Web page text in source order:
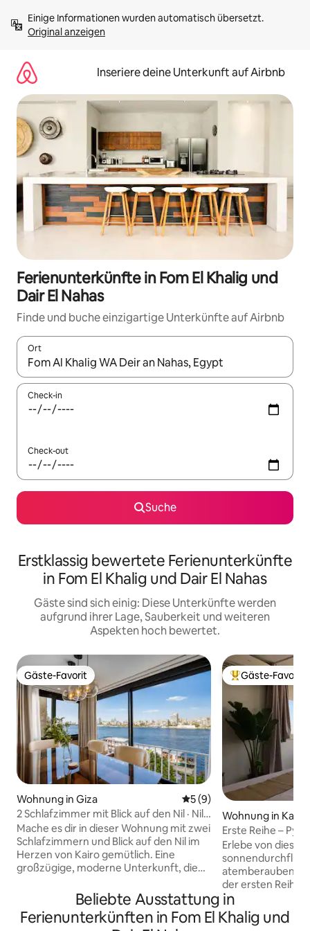
Inhalten
springenOriginal anzeigen
Inseriere deine Unterkunft auf Airbnb
Ferienunterkünfte in Fom El Khalig und
Dair El Nahas
Finde und buche einzigartige Unterkünfte auf Airbnb
Ort
Wenn Ergebnisse verfügbar sind, navigiere mit den
Check-in
Check-out
Suche
Erstklassig bewertete Ferienunterkünfte
in Fom El Khalig und Dair El Nahas
Gäste sind sich einig: Diese Unterkünfte werden
aufgrund ihrer Lage, Sauberkeit und weiteren
Aspekten hoch bewertet.
Gäste-Favorit
Gäste-Favorit
Wohnung in Giza Durchschnittliche
5 (9)
2 Schlafzimmer mit Blick auf den Nil · Nile
Residences · 3C
Mache es dir in dieser Wohnung mit zwei
Schlafzimmern und Blick auf den Nil im
Herzen von Kairo gemütlich. Eine
großzügige, moderne Unterkunft, die
konzipiert ist, die den Nil ohne
Kompromisse als Kulisse haben
möchten. Zwei Schlafzimmer, zwei
Beliebter Gäste-
Gäste-Favorit
Wohnung in Kairo
Erste Reihe –
Erlebe von
der ersten Reihe
Studio befindet
direkt an der
einfachem
Beliebte Ausstattung in
Ferienunterkünften in Fom El Khalig und